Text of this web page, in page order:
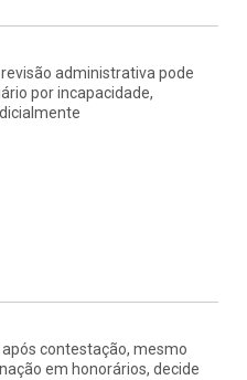
administrativa pode
por incapacidade,
contestação, mesmo
em honorários, decide